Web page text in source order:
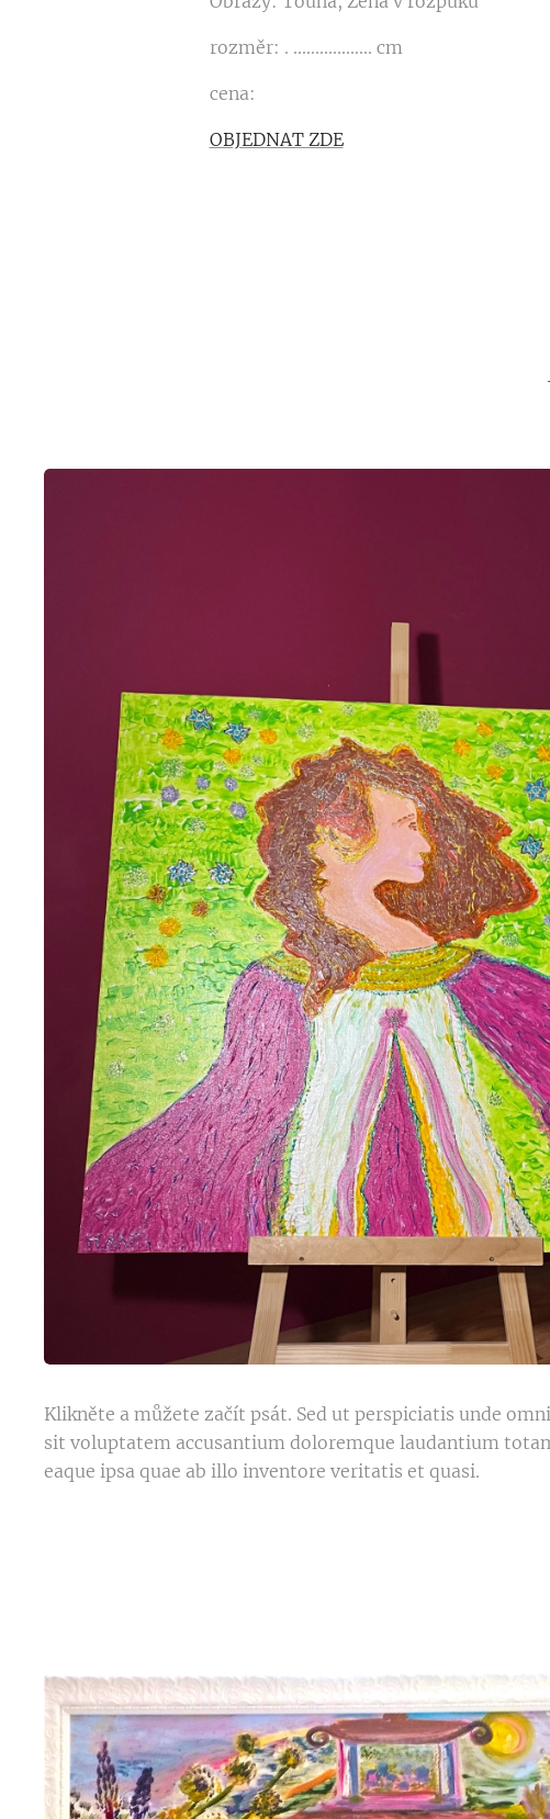
rozměr: . .................. cm
cena:
OBJEDNAT ZDE
Klikněte a můžete začít psát. Sed ut perspiciatis unde
sit voluptatem accusantium doloremque laudantium
eaque ipsa quae ab illo inventore veritatis et quasi.